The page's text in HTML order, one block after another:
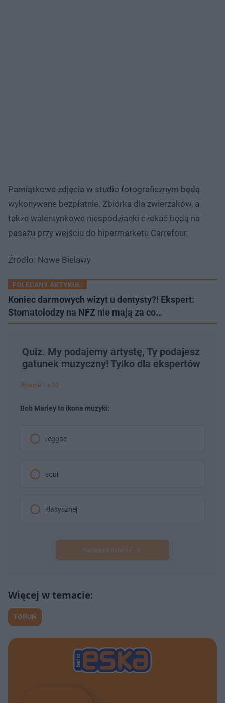
Pamiątkowe zdjęcia w studio fotograficznym będą
wykonywane bezpłatnie. Zbiórka dla zwierzaków, a
także walentynkowe niespodzianki czekać będą na
pasażu przy wejściu do hipermarketu Carrefour.
Źródło: Nowe Bielawy
POLECANY ARTYKUŁ:
Koniec darmowych wizyt u dentysty?! Ekspert:
Stomatolodzy na NFZ nie mają za co…
Quiz. My podajemy artystę, Ty podajesz
gatunek muzyczny! Tylko dla ekspertów
Pytanie 1 z 10
Bob Marley to ikona muzyki:
reggae
soul
klasycznej
Następne pytanie
TORUŃ